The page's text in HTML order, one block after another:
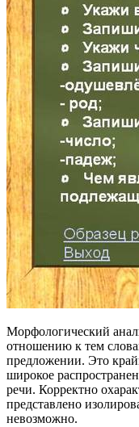
Морфологический
отношению к тем
предложении. Это
широкое
речи. Корректно
представлено
невозможно.